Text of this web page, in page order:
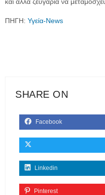
ΠΗΓΗ: Υγεία-News
SHARE ON
Facebook
Linkedin
Pinterest